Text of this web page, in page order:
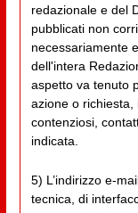
redazionale e del
pubblicati non
necessariamente
dell'intera
aspetto va tenuto
azione o richiesta,
contenziosi,
indicata.
5) L’indirizzo e-
tecnica, di